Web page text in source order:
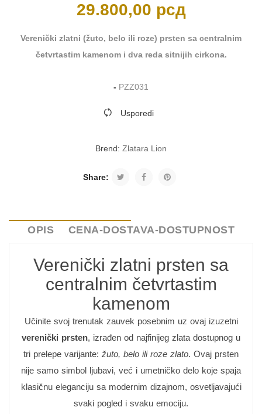
29.800,00 рсд
Verenički zlatni (žuto, belo ili roze) prsten sa centralnim
četvrtastim kamenom i dva reda sitnijih cirkona.
- PZZ031
Usporedi
Brend: Zlatara Lion
Share:
OPIS CENA-DOSTAVA-DOSTUPNOST
Verenički zlatni prsten sa
centralnim četvrtastim
kamenom
Učinite svoj trenutak zauvek posebnim uz ovaj izuzetni
verenički prsten, izrađen od najfinijeg zlata dostupnog u
tri prelepe varijante: žuto, belo ili roze zlato. Ovaj prsten
nije samo simbol ljubavi, već i umetničko delo koje spaja
klasičnu eleganciju sa modernim dizajnom, osvetljavajući
svaki pogled i svaku emociju.